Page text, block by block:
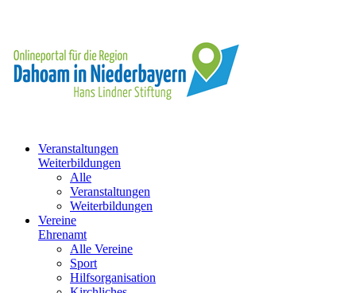
Veranstaltungen
Weiterbildungen
Alle
Veranstaltungen
Weiterbildungen
Vereine
Ehrenamt
Alle Vereine
Sport
Hilfsorganisation